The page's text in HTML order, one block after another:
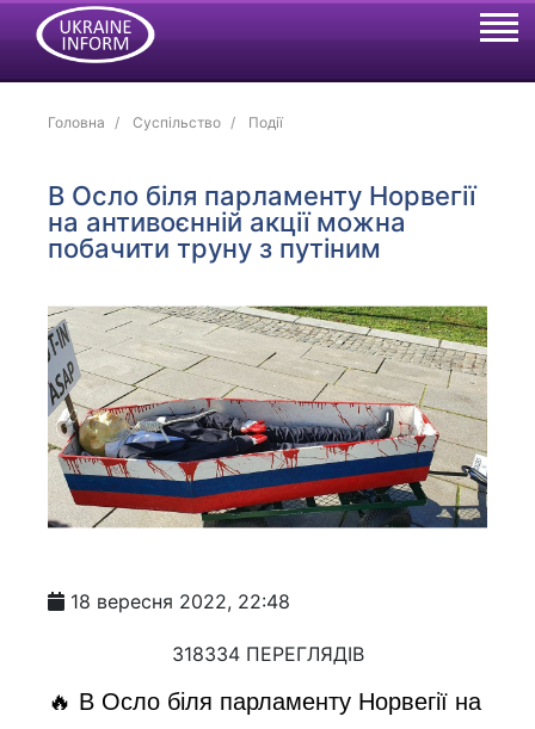
Головна Суспільство Події
В Осло біля парламенту Норвегії
на антивоєнній акції можна
побачити труну з путіним
18 вересня 2022, 22:48
318334 ПЕРЕГЛЯДІВ
🔥 В Осло біля парламенту Норвегії на